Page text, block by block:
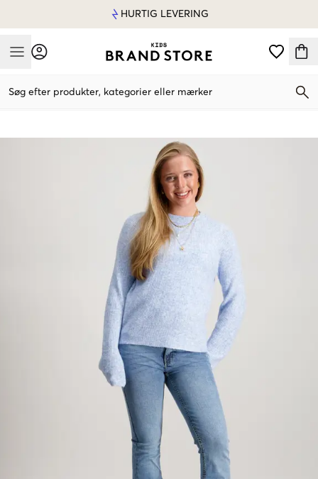
HURTIG LEVERING
Mobile Menu
Søg efter produkter, kategorier eller mærker